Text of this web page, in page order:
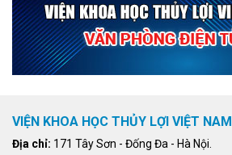
VIỆN KHOA HỌC THỦY LỢI VIỆT NAM
Địa chỉ: 171 Tây Sơn - Đống Đa - Hà Nội.